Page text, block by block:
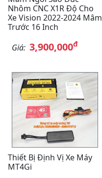
Nhôm CNC X1R Độ Cho
Xe Vision 2022-2024 Mâm
Trước 16 Inch
Giá: 3,900,000đ
Thiết Bị Định Vị Xe Máy
MT4Gi